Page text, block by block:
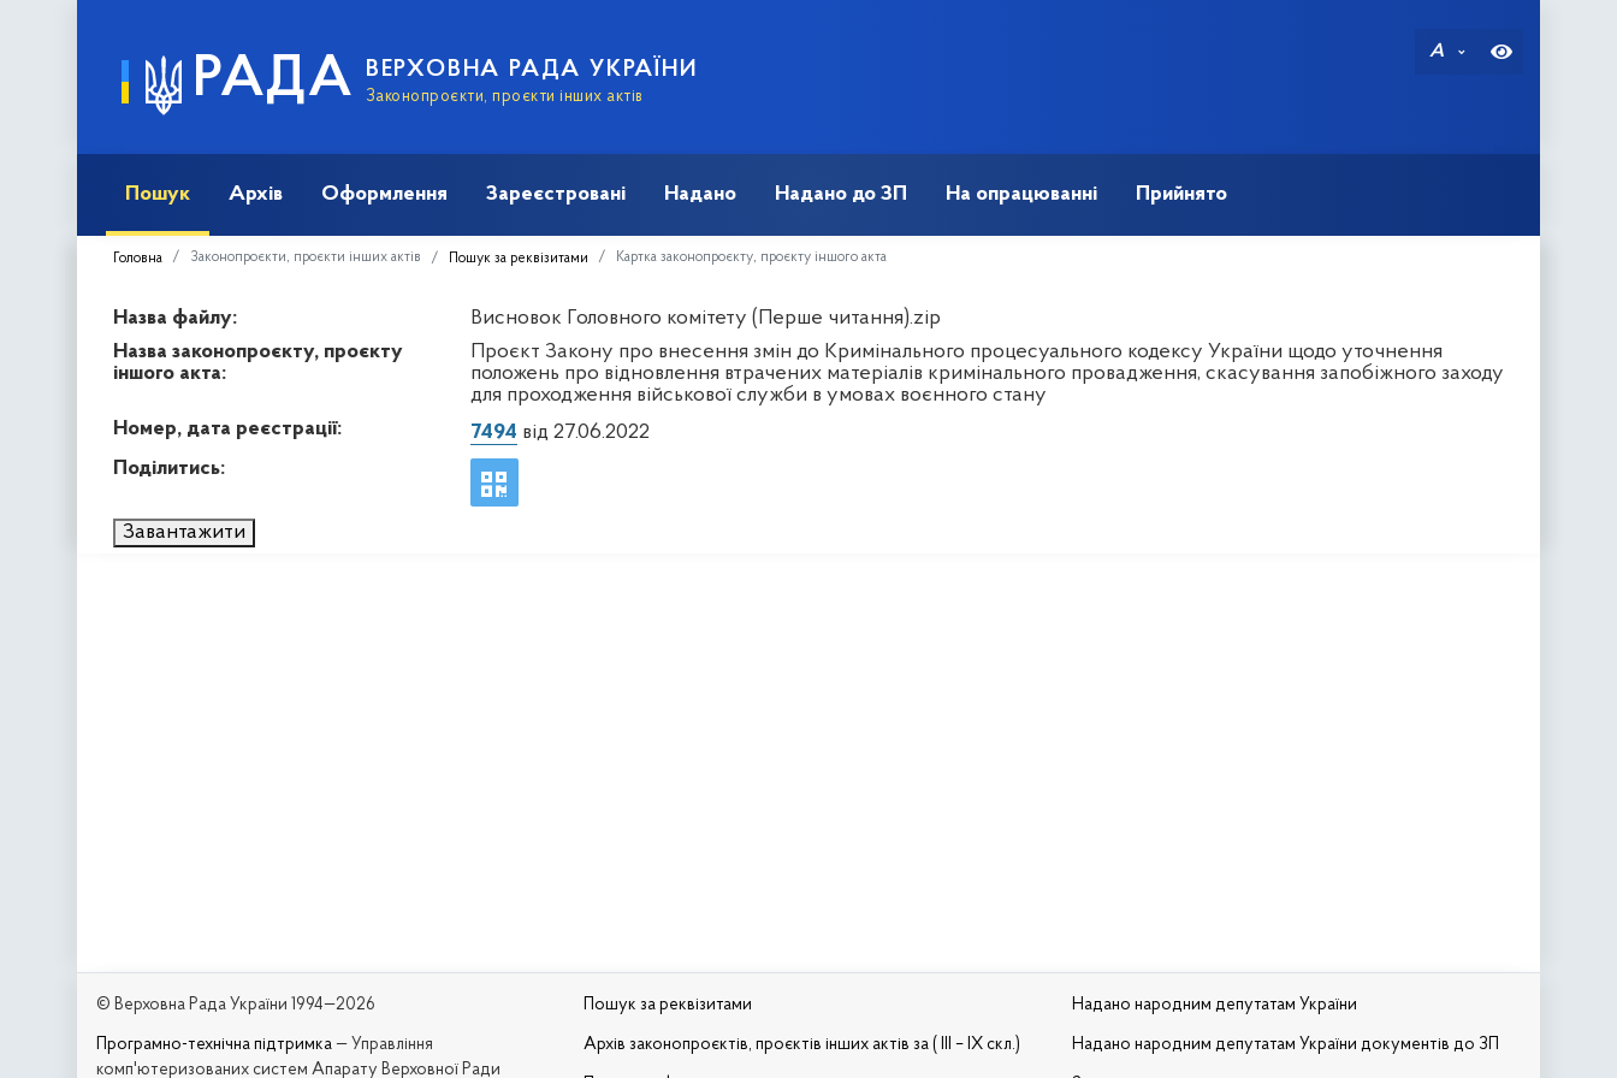
РАДА ВЕРХОВНА РАДА УКРАЇНИ
Законопроєкти, проєкти інших актів
A
Пошук Архів Оформлення Зареєстровані Надано Надано до ЗП На опрацюванні Прийнято
Головна Законопроєкти, проєкти інших актів Пошук за реквізитами Картка законопроєкту, проєкту іншого акта
Назва файлу:
Висновок Головного комітету (Перше читання).zip
Назва законопроєкту, проєкту
іншого акта:
Проєкт Закону про внесення змін до Кримінального процесуального кодексу України щодо уточнення
положень про відновлення втрачених матеріалів кримінального провадження, скасування запобіжного заходу
для проходження військової служби в умовах воєнного стану
Номер, дата реєстрації:
7494 від 27.06.2022
Поділитись:
Завантажити
© Верховна Рада України 1994—2026
Програмно-технічна підтримка — Управління
комп'ютеризованих систем Апарату Верховної Ради
Пошук за реквізитами
Архів законопроєктів, проєктів інших актів за ( III – IX скл.)
Надано народним депутатам України
Надано народним депутатам України документів до ЗП